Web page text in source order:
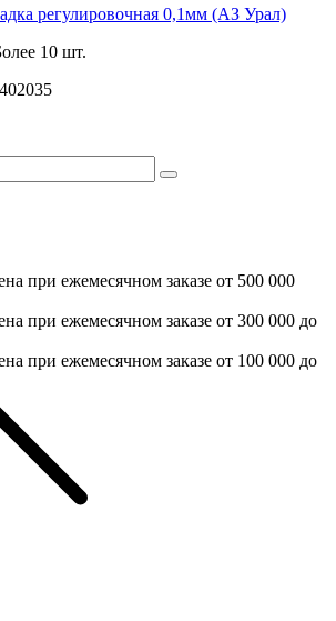
регулировочная 0,1мм (АЗ Урал)
10 шт.
при ежемесячном заказе от 500 000
при ежемесячном заказе от 300 000 до
при ежемесячном заказе от 100 000 до